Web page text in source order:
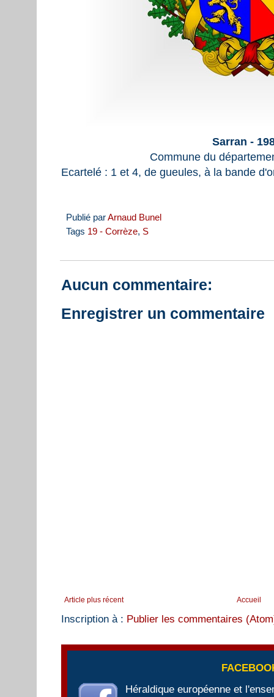
Sarran -
Commune du
Ecartelé : 1 et 4, de gueules, à la bande
Publié parArnaud Bunel
Tags 19 - Corrèze, S
Aucun commentaire:
Enregistrer un commentaire
Article plus récent Accueil
Inscription à : Publier les commentaires
Héraldique européenne et